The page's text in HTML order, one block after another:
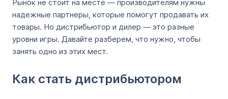
Рынок не стоит на месте — производителям нужны
надежные партнеры, которые помогут продавать их
товары. Но дистрибьютор и дилер — это разные
уровни игры. Давайте разберем, что нужно, чтобы
занять одно из этих мест.
Как стать дистрибьютором